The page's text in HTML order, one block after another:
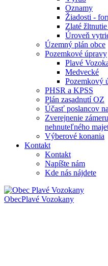
Oznamy
Žiadosti -
Zlaté
Úroveň
Územný plán obce
Pozemkové úpravy
Plavé
Medvecké
Pozemkový
PHSR a KPSS
Plán zasadnutí OZ
Účasť poslancov
Zverejnenie
nehnuteľného
Výberové konania
Kontakt
Kontakt
Napíšte nám
Kde nás nájdete
ObecPlavé Vozokany